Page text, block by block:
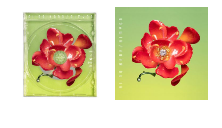
KYUUJOU (日本進
口初回限定盤2DVD)
HANSHIEN
KYUUJOU (日本進
口初回限定盤2BLU-
RAY)